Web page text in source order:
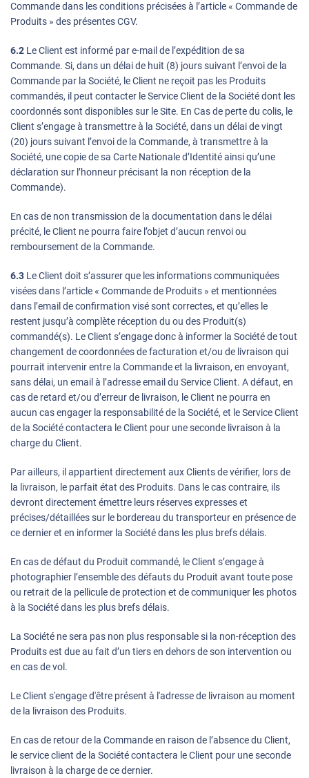
Commande dans les conditions précisées à l’article « Commande de
Produits » des présentes CGV.
6.2 Le Client est informé par e-mail de l’expédition de sa
Commande. Si, dans un délai de huit (8) jours suivant l’envoi de la
Commande par la Société, le Client ne reçoit pas les Produits
commandés, il peut contacter le Service Client de la Société dont les
coordonnés sont disponibles sur le Site. En Cas de perte du colis, le
Client s’engage à transmettre à la Société, dans un délai de vingt
(20) jours suivant l’envoi de la Commande, à transmettre à la
Société, une copie de sa Carte Nationale d’Identité ainsi qu’une
déclaration sur l’honneur précisant la non réception de la
Commande).
En cas de non transmission de la documentation dans le délai
précité, le Client ne pourra faire l’objet d’aucun renvoi ou
remboursement de la Commande.
6.3 Le Client doit s’assurer que les informations communiquées
visées dans l’article « Commande de Produits » et mentionnées
dans l’email de confirmation visé sont correctes, et qu’elles le
restent jusqu’à complète réception du ou des Produit(s)
commandé(s). Le Client s’engage donc à informer la Société de tout
changement de coordonnées de facturation et/ou de livraison qui
pourrait intervenir entre la Commande et la livraison, en envoyant,
sans délai, un email à l’adresse email du Service Client. A défaut, en
cas de retard et/ou d’erreur de livraison, le Client ne pourra en
aucun cas engager la responsabilité de la Société, et le Service Client
de la Société contactera le Client pour une seconde livraison à la
charge du Client.
Par ailleurs, il appartient directement aux Clients de vérifier, lors de
la livraison, le parfait état des Produits. Dans le cas contraire, ils
devront directement émettre leurs réserves expresses et
précises/détaillées sur le bordereau du transporteur en présence de
ce dernier et en informer la Société dans les plus brefs délais.
En cas de défaut du Produit commandé, le Client s’engage à
photographier l’ensemble des défauts du Produit avant toute pose
ou retrait de la pellicule de protection et de communiquer les photos
à la Société dans les plus brefs délais.
La Société ne sera pas non plus responsable si la non-réception des
Produits est due au fait d’un tiers en dehors de son intervention ou
en cas de vol.
Le Client s'engage d'être présent à l'adresse de livraison au moment
de la livraison des Produits.
En cas de retour de la Commande en raison de l’absence du Client,
le service client de la Société contactera le Client pour une seconde
livraison à la charge de ce dernier.